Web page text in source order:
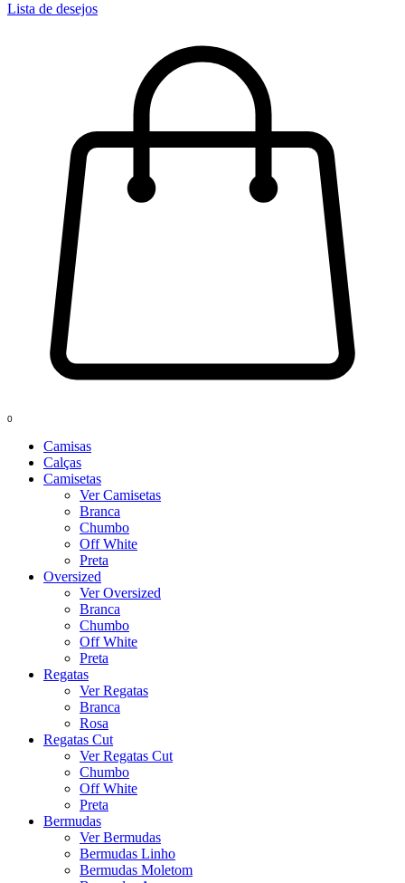
Lista de desejos
0
Camisas
Calças
Camisetas
Ver Camisetas
Branca
Chumbo
Off White
Preta
Oversized
Ver Oversized
Branca
Chumbo
Off White
Preta
Regatas
Ver Regatas
Branca
Rosa
Regatas Cut
Ver Regatas Cut
Chumbo
Off White
Preta
Bermudas
Ver Bermudas
Bermudas Linho
Bermudas Moletom